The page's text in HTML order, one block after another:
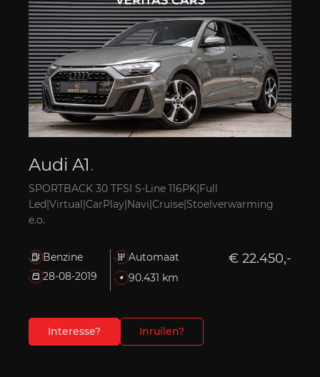
Audi A1.
SPORTBACK 30 TFSI S-Line 116PK|Full
Led|Virtual|CarPlay|Navi|Cruise|Stoelverwarming
e.o.
Benzine
Automaat
28-08-2019
90.431 km
€ 22.450,-
Interesse? Inruilen?